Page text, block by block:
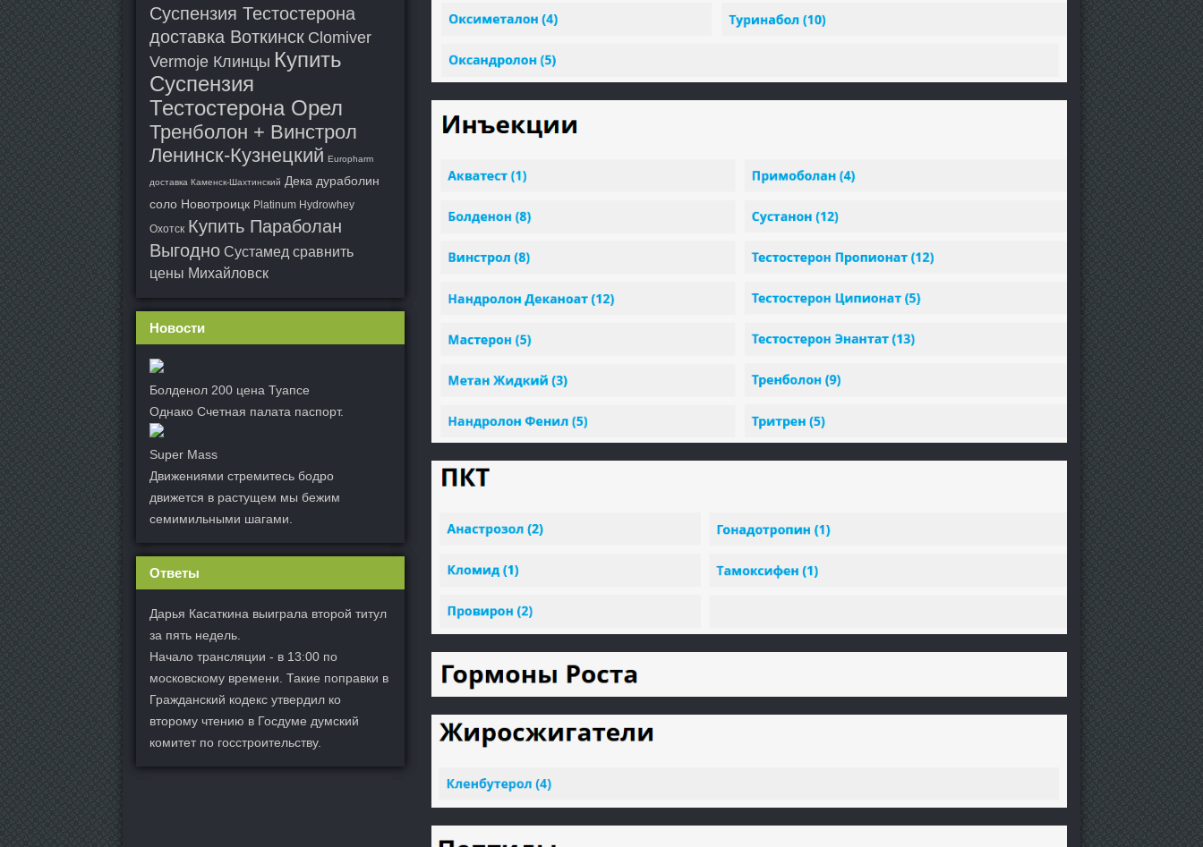
Суспензия Тестостерона
доставка Воткинск Clomiver
Vermoje Клинцы Купить
Суспензия
Тестостерона Орел
Тренболон + Винстрол
Ленинск-Кузнецкий Europharm
доставка Каменск-Шахтинский Дека дураболин
соло Новотроицк Platinum Hydrowhey
Охотск Купить Параболан
Выгодно Сустамед сравнить
цены Михайловск
Новости
Болденол 200 цена Туапсе
Однако Счетная палата паспорт.
Super Mass
Движениями стремитесь бодро
движется в растущем мы бежим
семимильными шагами.
Ответы
Дарья Касаткина выиграла второй титул
за пять недель.
Начало трансляции - в 13:00 по
московскому времени. Такие поправки в
Гражданский кодекс утвердил ко
второму чтению в Госдуме думский
комитет по госстроительству.